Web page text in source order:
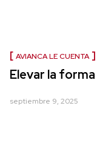
AVIANCA LE CUENTA
Elevar la
septiembre 9, 2025